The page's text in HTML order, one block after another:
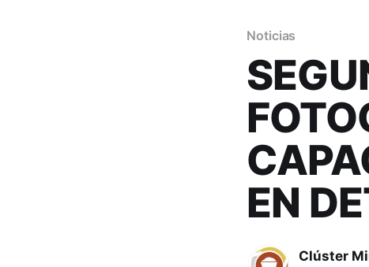
Noticias
EN
Clúster